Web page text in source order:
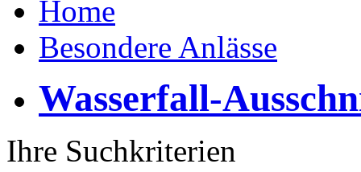
Home
Besondere Anlässe
Wasserfall-
Ihre Suchkriterien